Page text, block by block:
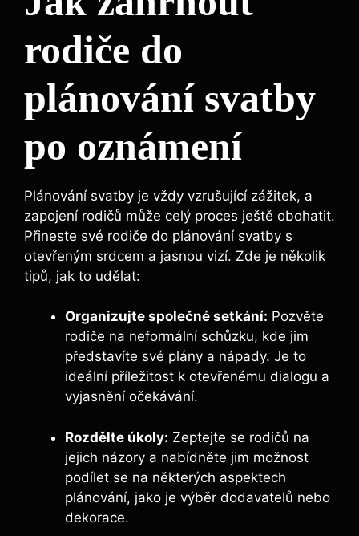
rodiče do
plánování svatby
po oznámení
Plánování svatby je vždy vzrušující zážitek, a
zapojení rodičů může celý proces ještě obohatit.
Přineste své rodiče do plánování svatby s
otevřeným srdcem a jasnou vizí. Zde je několik
tipů, jak to udělat:
Organizujte společné setkání: Pozvěte
rodiče na neformální schůzku, kde jim
představíte své plány a nápady. Je to
ideální příležitost k otevřenému dialogu a
vyjasnění očekávání.
Rozdělte úkoly: Zeptejte se rodičů na
jejich názory a nabídněte jim možnost
podílet se na některých aspektech
plánování, jako je výběr dodavatelů nebo
dekorace.